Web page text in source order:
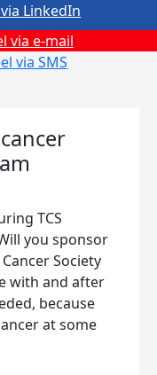
via e-mail
via SMS
LinkedIn
TCS
you sponsor
Society
with and after
because
at some